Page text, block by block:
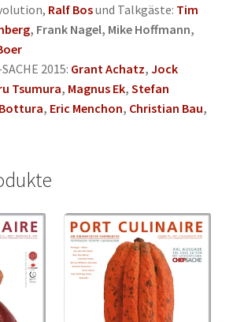
Ralf Bosund Talkgäste: Tim
, Frank Nagel, Mike Hoffmann,
2015: Grant Achatz, Jock
Tsumura, Magnus Ek, Stefan
, Eric Menchon, Christian Bau,